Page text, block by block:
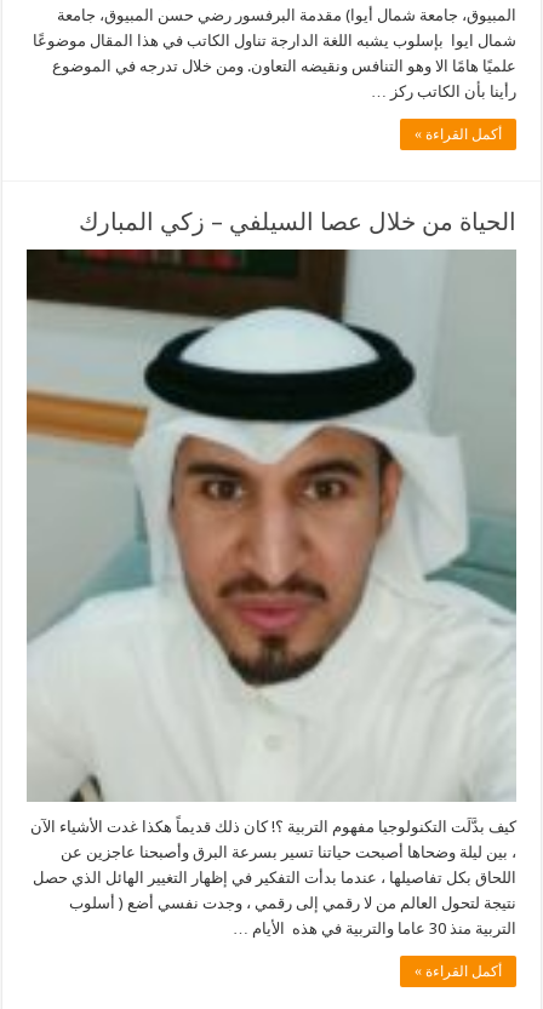
المبيوق، جامعة شمال أيوا) مقدمة البرفسور رضي حسن المبيوق، جامعة
شمال ايوا بإسلوب يشبه اللغة الدارجة تناول الكاتب في هذا المقال موضوعًا
علميًا هامًا الا وهو التنافس ونقيضه التعاون. ومن خلال تدرجه في الموضوع
رأينا بأن الكاتب ركز …
أكمل القراءة »
الحياة من خلال عصا السيلفي – زكي المبارك
كيف بدَّلَت التكنولوجيا مفهوم التربية ؟! كان ذلك قديماً هكذا غدت الأشياء الآن
، بين ليلة وضحاها أصبحت حياتنا تسير بسرعة البرق وأصبحنا عاجزين عن
اللحاق بكل تفاصيلها ، عندما بدأت التفكير في إظهار التغيير الهائل الذي حصل
نتيجة لتحول العالم من لا رقمي إلى رقمي ، وجدت نفسي أضع ( أسلوب
التربية منذ 30 عاما والتربية في هذه الأيام …
أكمل القراءة »